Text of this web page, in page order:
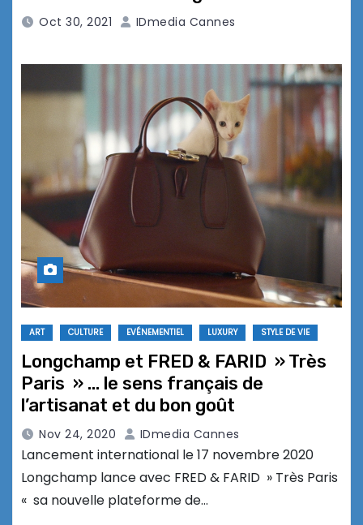
Oct 30, 2021 IDmedia Cannes
ART CULTURE EVÉNEMENTIEL LUXURY STYLE DE VIE
Longchamp et FRED & FARID » Très
Paris » … le sens français de
l’artisanat et du bon goût
Nov 24, 2020 IDmedia Cannes
Lancement international le 17 novembre 2020
Longchamp lance avec FRED & FARID » Très Paris
« sa nouvelle plateforme de…